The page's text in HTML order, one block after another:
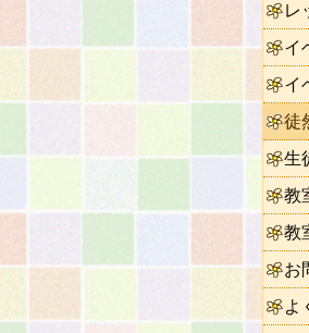
レ
イ
イ
徒
生
教
教
お
よ